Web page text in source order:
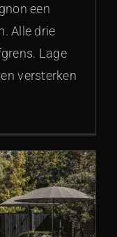
een
Alle drie
Lage
versterken